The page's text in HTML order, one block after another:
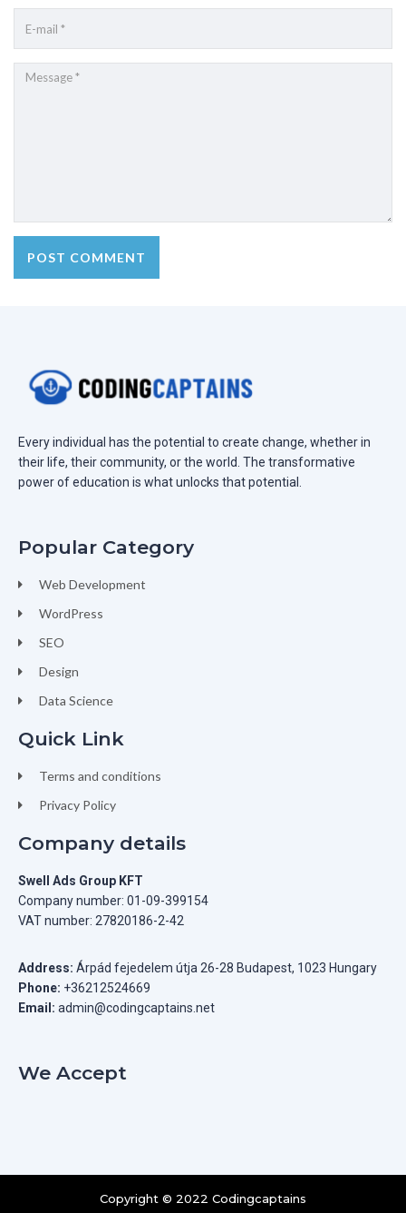
Every individual has the potential to create change, whether in
their life, their community, or the world. The transformative
power of education is what unlocks that potential.
Popular Category
Web Development
WordPress
SEO
Design
Data Science
Quick Link
Terms and conditions
Privacy Policy
Company details
Swell Ads Group KFT
Company number: 01-09-399154
VAT number: 27820186-2-42
Address: Árpád fejedelem útja 26-28 Budapest, 1023 Hungary
Phone: +36212524669
Email: admin@codingcaptains.net
We Accept
Copyright © 2022 Codingcaptains